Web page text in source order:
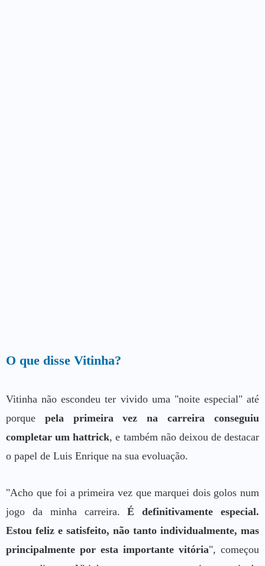
O que disse Vitinha?
Vitinha não escondeu ter vivido uma "noite especial" até
porque pela primeira vez na carreira conseguiu
completar um hattrick, e também não deixou de destacar
o papel de Luis Enrique na sua evoluação.
"Acho que foi a primeira vez que marquei dois golos num
jogo da minha carreira.É definitivamente especial.
Estou feliz e satisfeito, não tanto individualmente, mas
principalmente por esta importante vitória", começou